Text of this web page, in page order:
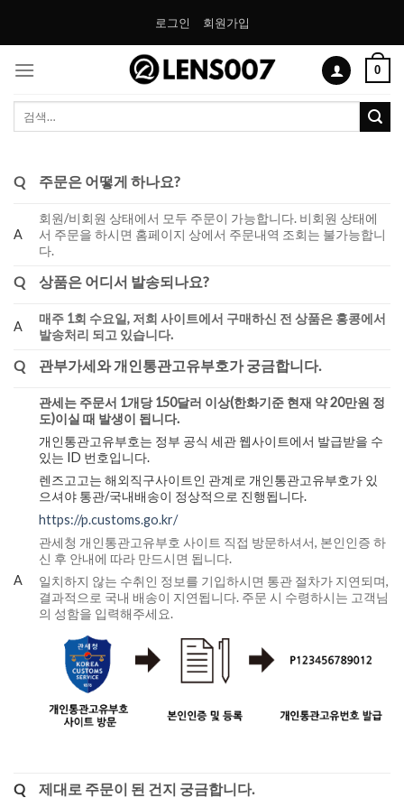
로그인 회원가입
0
색:
Q 주문은 어떻게 하나요?
A
회원/비회원 상태에서 모두 주문이 가능합니다. 비회원 상태에
서 주문을 하시면 홈페이지 상에서 주문내역 조회는 불가능합니
다.
Q 상품은 어디서 발송되나요?
A
매주 1회 수요일, 저희 사이트에서 구매하신 전 상품은 홍콩에서
발송처리 되고 있습니다.
Q 관부가세와 개인통관고유부호가 궁금합니다.
A
관세는 주문서 1개당 150달러 이상(한화기준 현재 약 20만원 정
도)이실 때 발생이 됩니다.
개인통관고유부호는 정부 공식 세관 웹사이트에서 발급받을 수
있는 ID 번호입니다.
렌즈고고는 해외직구사이트인 관계로 개인통관고유부호가 있
으셔야 통관/국내배송이 정상적으로 진행됩니다.
https://p.customs.go.kr/
관세청 개인통관고유부호 사이트 직접 방문하셔서, 본인인증 하
신 후 안내에 따라 만드시면 됩니다.
일치하지 않는 수취인 정보를 기입하시면 통관 절차가 지연되며,
결과적으로 국내 배송이 지연됩니다. 주문 시 수령하시는 고객님
의 성함을 입력해주세요.
Q 제대로 주문이 된 건지 궁금합니다.